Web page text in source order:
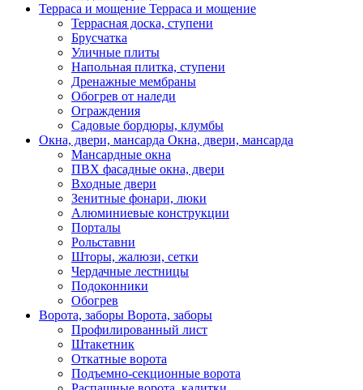
Терраса и мощение Терраса и мощение
Террасная доска, ступени
Брусчатка
Уличные плиты
Напольная плитка, ступени
Дренажные мембраны
Обогрев от наледи
Ограждения
Садовые бордюры, клумбы
Окна, двери, мансарда Окна, двери, мансарда
Мансардные окна
ПВХ фасадные окна, двери
Входные двери
Зенитные фонари, люки
Алюминиевые конструкции
Порталы
Рольставни
Шторы, жалюзи, сетки
Чердачные лестницы
Подоконники
Обогрев
Ворота, заборы Ворота, заборы
Профилированный лист
Штакетник
Откатные ворота
Подъемно-секционные ворота